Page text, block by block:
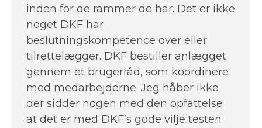
inden for de rammer de har. Det er ikke
noget DKF har
beslutningskompetence over eller
tilrettelægger. DKF bestiller anlægget
gennem et brugerråd, som koordinere
med medarbejderne. Jeg håber ikke
der sidder nogen med den opfattelse
at det er med DKF’s gode vilje testen